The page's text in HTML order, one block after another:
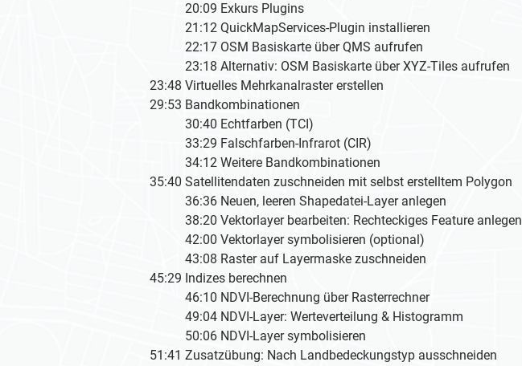
20:09 Exkurs Plugins
21:12 QuickMapServices-Plugin installieren
22:17 OSM Basiskarte über QMS aufrufen
23:18 Alternativ: OSM Basiskarte über XYZ-Tiles aufrufen
23:48 Virtuelles Mehrkanalraster erstellen
29:53 Bandkombinationen
30:40 Echtfarben (TCI)
33:29 Falschfarben-Infrarot (CIR)
34:12 Weitere Bandkombinationen
35:40 Satellitendaten zuschneiden mit selbst erstelltem Polygon
36:36 Neuen, leeren Shapedatei-Layer anlegen
38:20 Vektorlayer bearbeiten: Rechteckiges Feature anlegen
42:00 Vektorlayer symbolisieren (optional)
43:08 Raster auf Layermaske zuschneiden
45:29 Indizes berechnen
46:10 NDVI-Berechnung über Rasterrechner
49:04 NDVI-Layer: Werteverteilung & Histogramm
50:06 NDVI-Layer symbolisieren
51:41 Zusatzübung: Nach Landbedeckungstyp ausschneiden